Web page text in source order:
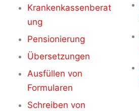
Krankenkassenberat
ung
Pensionierung
Übersetzungen
Ausfüllen von
Formularen
Schreiben von